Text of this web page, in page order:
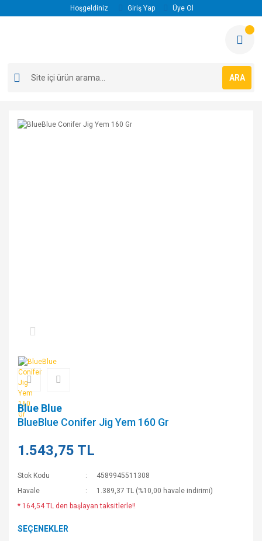
Hoşgeldiniz Giriş Yap Üye Ol
ARA
Blue Blue
BlueBlue Conifer Jig Yem 160 Gr
1.543,75 TL
Stok Kodu
4589945511308
Havale
1.389,37 TL (%10,00 havale indirimi)
* 164,54 TL den başlayan taksitlerle!!
SEÇENEKLER